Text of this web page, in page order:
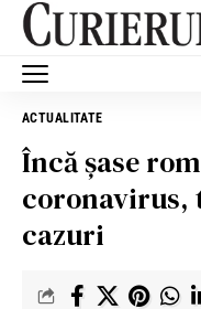
ACTUALITATE
Încă șase
coronavirus,
cazuri